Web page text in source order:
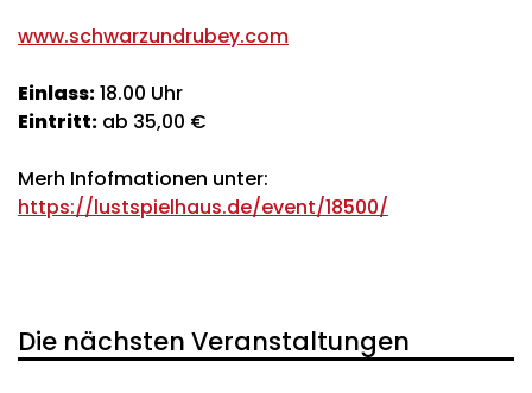
www.schwarzundrubey.com
Einlass:18.00 Uhr
Eintritt: ab 35,00 €
Merh Infofmationen unter:
https://lustspielhaus.de/event/18500/
Die nächsten Veranstaltungen